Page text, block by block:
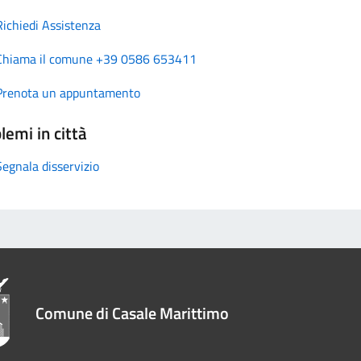
Assistenza
il comune +39 0586 653411
un appuntamento
in città
disservizio
Comune di Casale Marittimo